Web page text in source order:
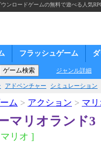
ンロードゲームの無料で遊べる人気
フラッシュゲーム
ジャンル詳細
アドベンチャー シミュレーション
ム > アクション > マ
マリオランド3
リオ ]